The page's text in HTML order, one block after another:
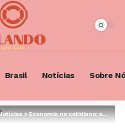
Brasil Notícias Sobre
>Economia no cotidiano: aprenda como poupar seu dinheiro